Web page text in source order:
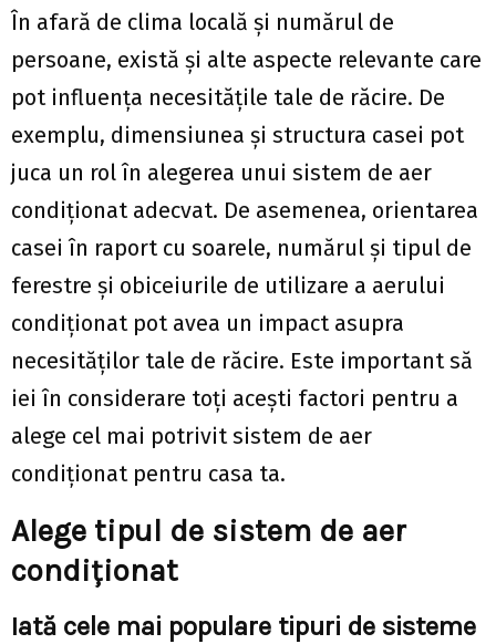
În afară de clima locală și numărul de
persoane, există și alte aspecte relevante care
pot influența necesitățile tale de răcire. De
exemplu, dimensiunea și structura casei pot
juca un rol în alegerea unui sistem de aer
condiționat adecvat. De asemenea, orientarea
casei în raport cu soarele, numărul și tipul de
ferestre și obiceiurile de utilizare a aerului
condiționat pot avea un impact asupra
necesităților tale de răcire. Este important să
iei în considerare toți acești factori pentru a
alege cel mai potrivit sistem de aer
condiționat pentru casa ta.
Alege tipul de sistem de aer
condiționat
Iată cele mai populare tipuri de sisteme